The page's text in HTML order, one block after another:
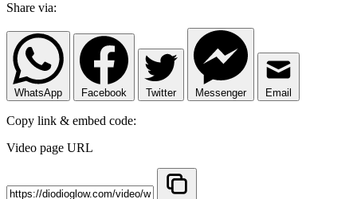
Share via:
WhatsApp Facebook Twitter Messenger Email
Copy link & embed code:
Video page URL